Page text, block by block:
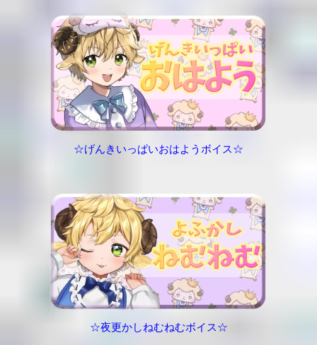
☆げんきいっぱいおはようボイス☆
☆夜更かしねむねむボイス☆